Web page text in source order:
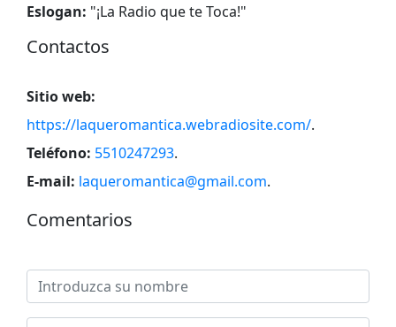
Eslogan: "¡La Radio que te Toca!"
Contactos
Sitio web:
https://laqueromantica.webradiosite.com/.
Teléfono: 5510247293.
E-mail: laqueromantica@gmail.com.
Comentarios